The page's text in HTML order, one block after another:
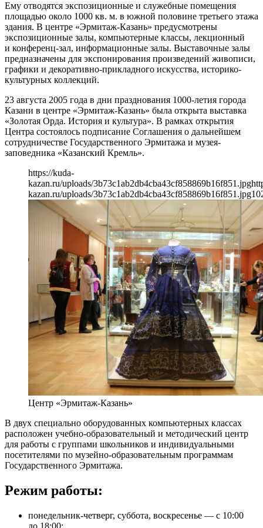
Ему отводятся экспозиционные и служебные помещения
площадью около 1000 кв. м. в южной половине третьего этажа
здания. В центре «Эрмитаж-Казань» предусмотрены
экспозиционные залы, компьютерные классы, лекционный
и конференц-зал, информационные залы. Выставочные залы
предназначены для экспонирования произведений живописи,
графики и декоративно-прикладного искусства, историко-
культурных коллекций.
23 августа 2005 года в дни празднования 1000-летия города
Казани в центре «Эрмитаж-Казань» была открыта выставка
«Золотая Орда. История и культура». В рамках открытия
Центра состоялось подписание Соглашения о дальнейшем
сотрудничестве Государственного Эрмитажа и музея-
заповедника «Казанский Кремль».
https://kuda-
kazan.ru/uploads/3b73c1ab2db4cba43cf858869b16f851.jpg
kazan.ru/uploads/3b73c1ab2db4cba43cf858869b16f851.jpg
Центр «Эрмитаж-Казань»
В двух специально оборудованных компьютерных классах
расположен учебно-образовательный и методический центр
для работы с группами школьников и индивидуальными
посетителями по музейно-образовательным программам
Государственного Эрмитажа.
Режим работы:
понедельник-четверг, суббота, воскресенье — с 10:00
до 18:00;